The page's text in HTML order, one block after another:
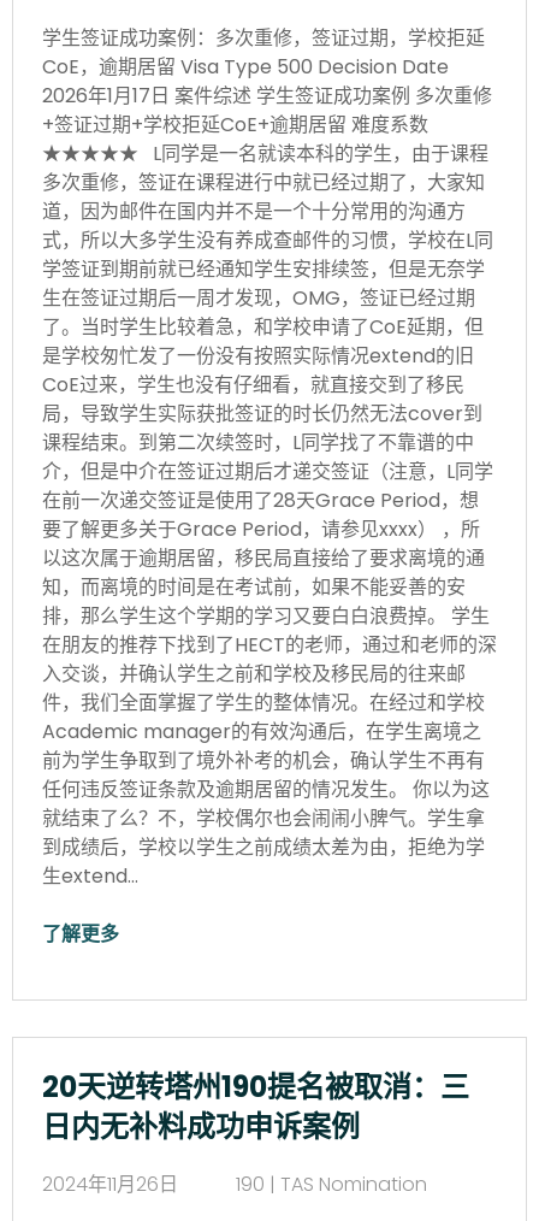
学生签证成功案例：多次重修，签证过期，学校拒延
CoE，逾期居留 Visa Type 500 Decision Date
2026年1月17日 案件综述 学生签证成功案例 多次重修
+签证过期+学校拒延CoE+逾期居留 难度系数
★★★★★ L同学是一名就读本科的学生，由于课程
多次重修，签证在课程进行中就已经过期了，大家知
道，因为邮件在国内并不是一个十分常用的沟通方
式，所以大多学生没有养成查邮件的习惯，学校在L同
学签证到期前就已经通知学生安排续签，但是无奈学
生在签证过期后一周才发现，OMG，签证已经过期
了。当时学生比较着急，和学校申请了CoE延期，但
是学校匆忙发了一份没有按照实际情况extend的旧
CoE过来，学生也没有仔细看，就直接交到了移民
局，导致学生实际获批签证的时长仍然无法cover到
课程结束。到第二次续签时，L同学找了不靠谱的中
介，但是中介在签证过期后才递交签证（注意，L同学
在前一次递交签证是使用了28天Grace Period，想
要了解更多关于Grace Period，请参见xxxx） ，所
以这次属于逾期居留，移民局直接给了要求离境的通
知，而离境的时间是在考试前，如果不能妥善的安
排，那么学生这个学期的学习又要白白浪费掉。 学生
在朋友的推荐下找到了HECT的老师，通过和老师的深
入交谈，并确认学生之前和学校及移民局的往来邮
件，我们全面掌握了学生的整体情况。在经过和学校
Academic manager的有效沟通后，在学生离境之
前为学生争取到了境外补考的机会，确认学生不再有
任何违反签证条款及逾期居留的情况发生。 你以为这
就结束了么？不，学校偶尔也会闹闹小脾气。学生拿
到成绩后，学校以学生之前成绩太差为由，拒绝为学
生extend…
了解更多
20天逆转塔州190提名被取消：三
日内无补料成功申诉案例
2024年11月26日
190 | TAS Nomination